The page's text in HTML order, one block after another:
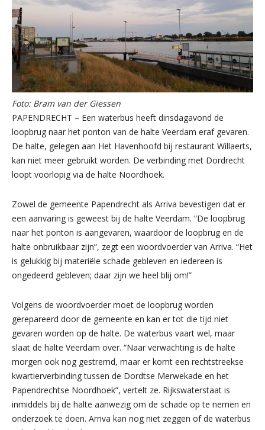
Foto: Bram van der Giessen
PAPENDRECHT – Een waterbus heeft dinsdagavond de
loopbrug naar het ponton van de halte Veerdam eraf gevaren.
De halte, gelegen aan Het Havenhoofd bij restaurant Willaerts,
kan niet meer gebruikt worden. De verbinding met Dordrecht
loopt voorlopig via de halte Noordhoek.
Zowel de gemeente Papendrecht als Arriva bevestigen dat er
een aanvaring is geweest bij de halte Veerdam. “De loopbrug
naar het ponton is aangevaren, waardoor de loopbrug en de
halte onbruikbaar zijn”, zegt een woordvoerder van Arriva. “Het
is gelukkig bij materiële schade gebleven en iedereen is
ongedeerd gebleven; daar zijn we heel blij om!”
Volgens de woordvoerder moet de loopbrug worden
gerepareerd door de gemeente en kan er tot die tijd niet
gevaren worden op de halte. De waterbus vaart wel, maar
slaat de halte Veerdam over. “Naar verwachting is de halte
morgen ook nog gestremd, maar er komt een rechtstreekse
kwartierverbinding tussen de Dordtse Merwekade en het
Papendrechtse Noordhoek”, vertelt ze. Rijkswaterstaat is
inmiddels bij de halte aanwezig om de schade op te nemen en
onderzoek te doen. Arriva kan nog niet zeggen of de waterbus